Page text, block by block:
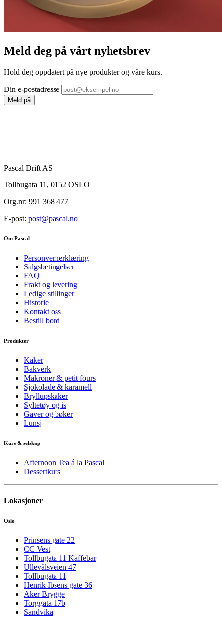
Meld deg på vårt nyhetsbrev
Hold deg oppdatert på nye produkter og våre kurs.
Din e-postadresse
Meld på
Pascal Drift AS
Tollbugata 11, 0152 OSLO
Org.nr: 991 368 477
E-post: post@pascal.no
Om Pascal
Personvernerklæring
Salgsbetingelser
FAQ
Frakt og levering
Ledige stillinger
Historie
Kontakt oss
Bestill bord
Produkter
Kaker
Bakverk
Makroner & petit fours
Sjokolade & karamell
Bryllupskaker
Syltetøy og is
Gaver og bøker
Lunsj
Kurs & selskap
Afternoon Tea á la Pascal
Dessertkurs
Lokasjoner
Oslo
Prinsens gate 22
CC Vest
Tollbugata 11 Kaffebar
Ullevålsveien 47
Tollbugata 11
Henrik Ibsens gate 36
Aker Brygge
Torggata 17b
Sandvika